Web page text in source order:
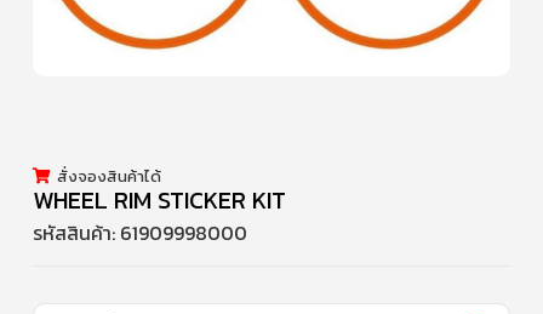
สั่งจองสินค้าได้
WHEEL RIM STICKER KIT
รหัสสินค้า: 61909998000